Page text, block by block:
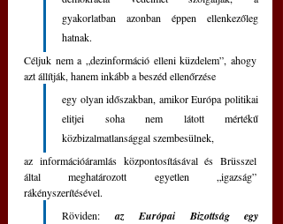
gyakorlatban azonban éppen ellenkezőleg
hatnak.
Céljuk nem a „dezinformáció elleni küzdelem”, ahogy
azt állítják, hanem inkább a beszéd ellenőrzése
egy olyan időszakban, amikor Európa politikai
elitjei soha nem látott mértékű
közbizalmatlansággal szembesülnek,
az információáramlás központosításával és Brüsszel
által meghatározott egyetlen „igazság”
rákényszerítésével.
Röviden:
az Európai Bizottság egy